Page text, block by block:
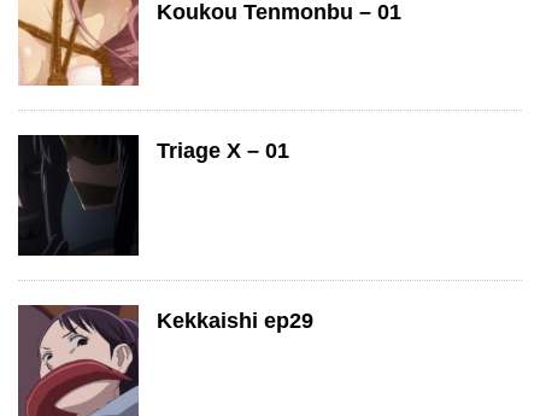
Koukou Tenmonbu – 01
Triage X – 01
Kekkaishi ep29